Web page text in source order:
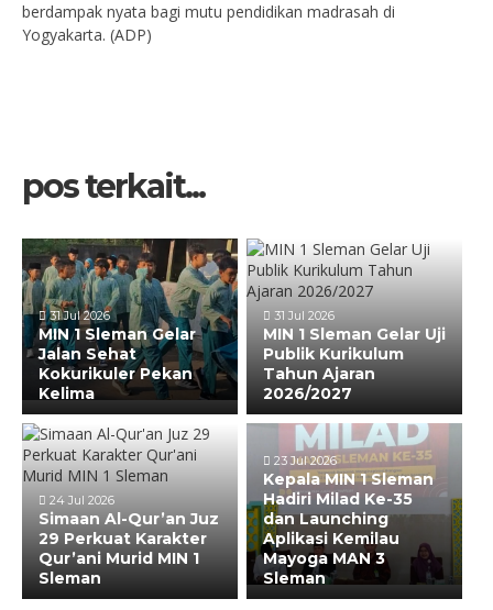
berdampak nyata bagi mutu pendidikan madrasah di
Yogyakarta. (ADP)
pos terkait...
31 Jul 2026
MIN 1 Sleman Gelar
Jalan Sehat
Kokurikuler Pekan
Kelima
31 Jul 2026
MIN 1 Sleman Gelar Uji
Publik Kurikulum
Tahun Ajaran
2026/2027
24 Jul 2026
Simaan Al-Qur’an Juz
29 Perkuat Karakter
Qur’ani Murid MIN 1
Sleman
23 Jul 2026
Kepala MIN 1 Sleman
Hadiri Milad Ke-35
dan Launching
Aplikasi Kemilau
Mayoga MAN 3
Sleman